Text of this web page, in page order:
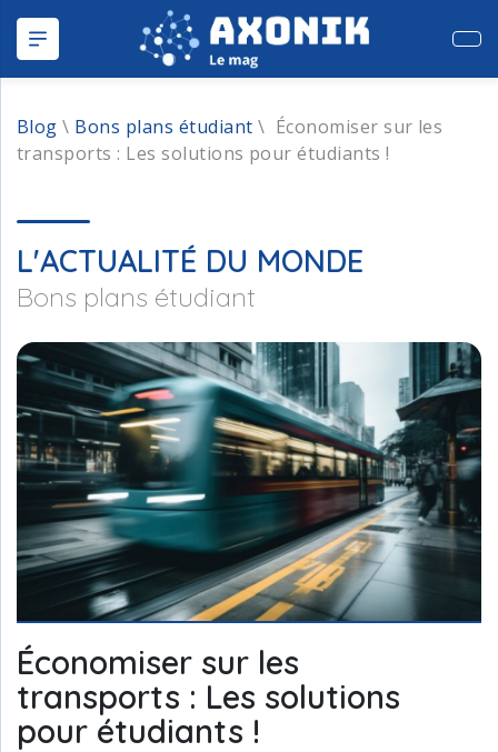
Blog \ Bons plans étudiant \ Économiser sur les
transports : Les solutions pour étudiants !
L'ACTUALITÉ DU MONDE
Bons plans étudiant
Économiser sur les
transports : Les solutions
pour étudiants !